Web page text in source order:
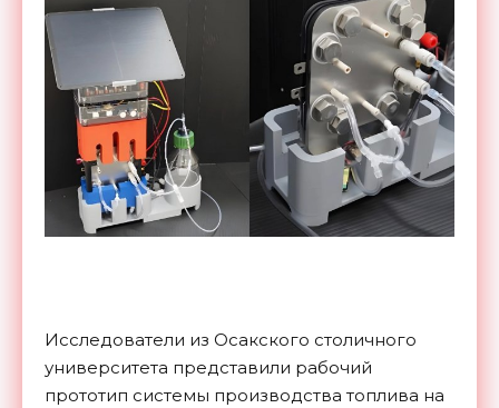
Исследователи из Осакского столичного
университета представили рабочий
прототип системы производства топлива на